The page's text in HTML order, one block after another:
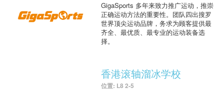
GigaSports 多年来致力推广运动，推崇
正确运动方法的重要性。团队四出搜罗
世界顶尖运动品牌，务求为顾客提供最
齐全、最优质、最专业的运动装备选
择。
香港滚轴溜冰学校
位置: L8 2-5